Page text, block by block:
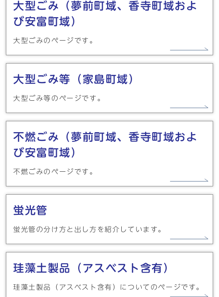
大型ごみ（夢前町域、香寺町域およ
び安富町域）
大型ごみのページです。
大型ごみ等（家島町域）
大型ごみ等のページです。
不燃ごみ（夢前町域、香寺町域およ
び安富町域）
不燃ごみのページです。
蛍光管
蛍光管の分け方と出し方を紹介しています。
珪藻土製品（アスベスト含有）
珪藻土製品（アスベスト含有）についてのページです。